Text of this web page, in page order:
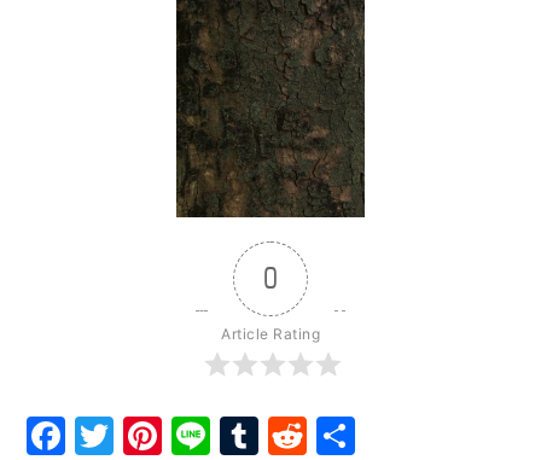
0
Article Rating
Facebook
Twitter
Pinterest
LineTumblr
Reddit